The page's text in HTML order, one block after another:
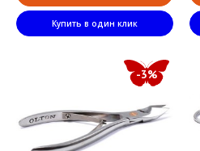
Купить в один клик
-3%